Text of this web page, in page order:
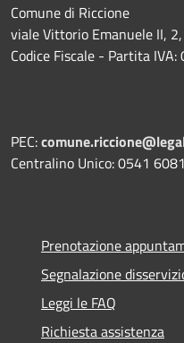
Comune di Riccione
viale Vittorio Emanuele II,
Codice Fiscale - Partita
PEC:
Centralino Unico: 0541
Prenotazione
Segnalazione
Leggi le FAQ
Richiesta assistenza